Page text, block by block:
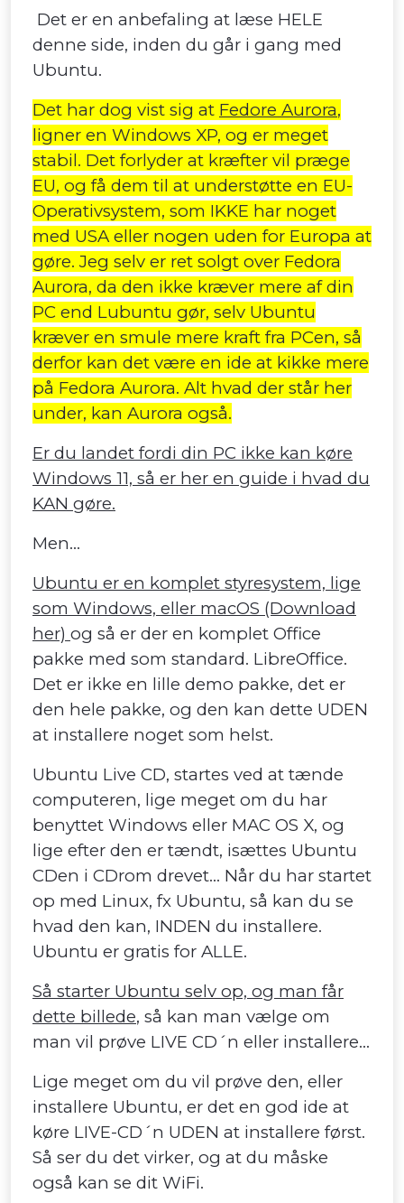
Det er en anbefaling at læse HELE
denne side, inden du går i gang med
Ubuntu.
Det har dog vist sig at Fedore Aurora,
ligner en Windows XP, og er meget
stabil. Det forlyder at kræfter vil præge
EU, og få dem til at understøtte en EU-
Operativsystem, som IKKE har noget
med USA eller nogen uden for Europa at
gøre. Jeg selv er ret solgt over Fedora
Aurora, da den ikke kræver mere af din
PC end Lubuntu gør, selv Ubuntu
kræver en smule mere kraft fra PCen, så
derfor kan det være en ide at kikke mere
på Fedora Aurora. Alt hvad der står her
under, kan Aurora også.
Er du landet fordi din PC ikke kan køre
Windows 11, så er her en guide i hvad du
KAN gøre.
Men...
Ubuntu er en komplet styresystem, lige
som Windows, eller macOS (Download
her) og så er der en komplet Office
pakke med som standard. LibreOffice.
Det er ikke en lille demo pakke, det er
den hele pakke, og den kan dette UDEN
at installere noget som helst.
Ubuntu Live CD, startes ved at tænde
computeren, lige meget om du har
benyttet Windows eller MAC OS X, og
lige efter den er tændt, isættes Ubuntu
CDen i CDrom drevet... Når du har startet
op med Linux, fx Ubuntu, så kan du se
hvad den kan, INDEN du installere.
Ubuntu er gratis for ALLE.
Så starter Ubuntu selv op, og man får
dette billede, så kan man vælge om
man vil prøve LIVE CD´n eller installere...
Lige meget om du vil prøve den, eller
installere Ubuntu, er det en god ide at
køre LIVE-CD´n UDEN at installere først.
Så ser du det virker, og at du måske
også kan se dit WiFi.